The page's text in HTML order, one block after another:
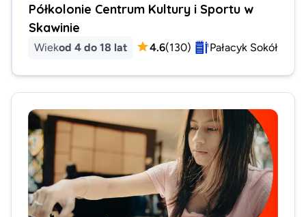
Półkolonie Centrum Kultury i Sportu w
Skawinie
Wiekod 4 do 18 lat 4.6(130) Pałacyk Sokół